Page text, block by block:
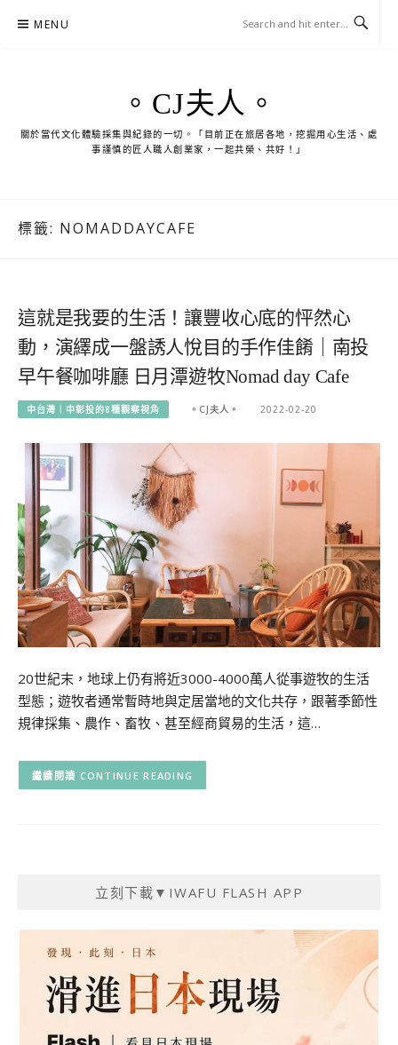
MENU
。CJ夫人。
關於當代文化體驗採集與紀錄的一切。「目前正在旅居各地，挖掘用心生活、處
事謹慎的匠人職人創業家，一起共榮、共好！」
標籤: NOMADDAYCAFE
這就是我要的生活！讓豐收心底的怦然心
動，演繹成一盤誘人悅目的手作佳餚｜南投
早午餐咖啡廳 日月潭遊牧Nomad day Cafe
中台灣｜中彰投的8種觀察視角 。CJ夫人。 2022-02-20
20世紀末，地球上仍有將近3000-4000萬人從事遊牧的生活
型態；遊牧者通常暫時地與定居當地的文化共存，跟著季節性
規律採集、農作、畜牧、甚至經商貿易的生活，這…
CONTINUE READING
立刻下載▼IWAFU FLASH APP